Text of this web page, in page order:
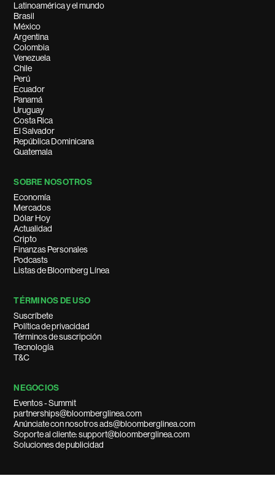
Latinoamérica y el mundo
Brasil
México
Argentina
Colombia
Venezuela
Chile
Perú
Ecuador
Panamá
Uruguay
Costa Rica
El Salvador
República Dominicana
Guatemala
SOBRE NOSOTROS
Economía
Mercados
Dólar Hoy
Actualidad
Cripto
Finanzas Personales
Podcasts
Listas de Bloomberg Línea
TÉRMINOS DE USO
Suscríbete
Política de privacidad
Términos de suscripción
Tecnología
T&C
NEGOCIOS
Eventos - Summit
partnerships@bloomberglinea.com
Anúnciate con nosotros ads@bloomberglinea.com
Soporte al cliente: support@bloomberglinea.com
Soluciones de publicidad